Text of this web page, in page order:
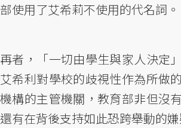
部使用了艾希莉不使用的代名詞。
再者，「一切由學生與家人決定
艾希利對學校的歧視性作為所做
機構的主管機關，教育部非但沒
還有在背後支持如此恐跨舉動的嫌